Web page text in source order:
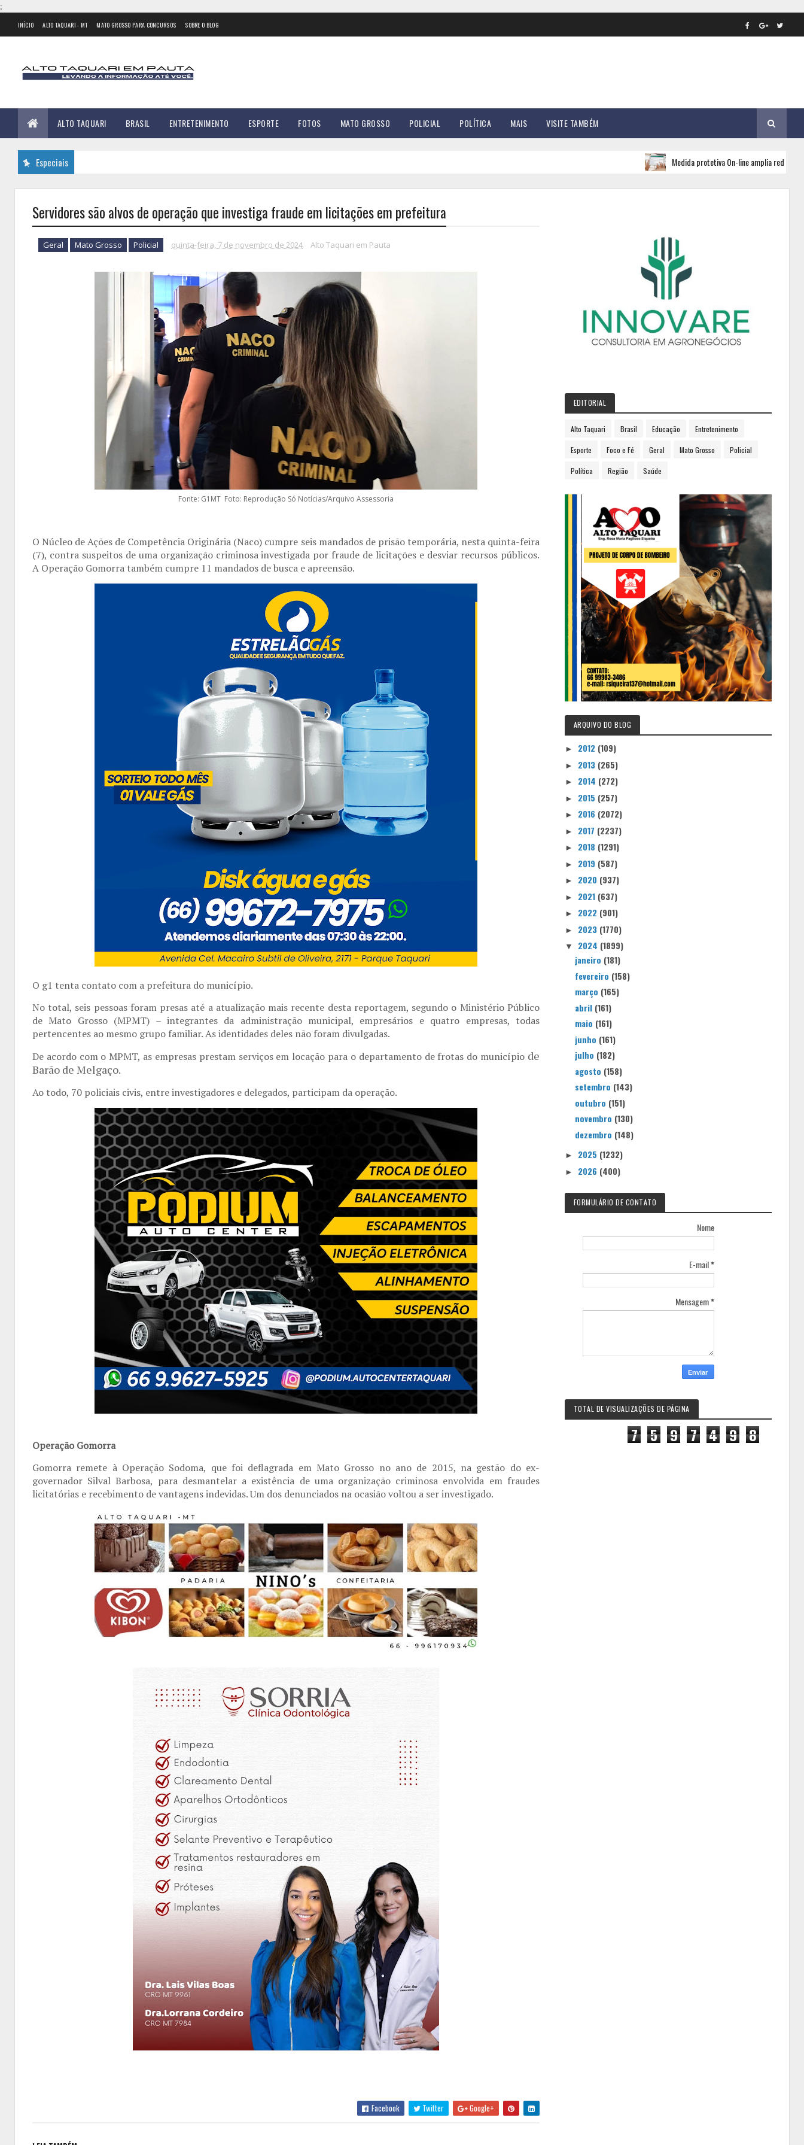
;
INÍCIO ALTO TAQUARI - MT MATO GROSSO PARA CONCURSOS SOBRE O BLOG
ALTO TAQUARI BRASIL ENTRETENIMENTO ESPORTE FOTOS MATO GROSSO POLICIAL POLÍTICA MAIS VISITE TAMBÉM
Especiais Medida protetiva On-line amplia rede de apoio e
Servidores são alvos de operação que investiga fraude em licitações em prefeitura
Geral Mato Grosso Policial quinta-feira, 7 de novembro de 2024 Alto Taquari em Pauta
Fonte: G1MT Foto: Reprodução Só Notícias/Arquivo Assessoria
O Núcleo de Ações de Competência Originária (Naco) cumpre seis mandados de prisão temporária, nesta quinta-feira
(7), contra suspeitos de uma organização criminosa investigada por fraude de licitações e desviar recursos públicos.
A Operação Gomorra também cumpre 11 mandados de busca e apreensão.
O g1 tenta contato com a prefeitura do município.
No total, seis pessoas foram presas até a atualização mais recente desta reportagem, segundo o Ministério Público
de Mato Grosso (MPMT) – integrantes da administração municipal, empresários e quatro empresas, todas
pertencentes ao mesmo grupo familiar. As identidades deles não foram divulgadas.
De acordo com o MPMT, as empresas prestam serviços em locação para o departamento de frotas do município de
Barão de Melgaço.
Ao todo, 70 policiais civis, entre investigadores e delegados, participam da operação.
Operação Gomorra
Gomorra remete à Operação Sodoma, que foi deflagrada em Mato Grosso no ano de 2015, na gestão do ex-
governador Silval Barbosa, para desmantelar a existência de uma organização criminosa envolvida em fraudes
licitatórias e recebimento de vantagens indevidas. Um dos denunciados na ocasião voltou a ser investigado.
Facebook Twitter Google+
EDITORIAL
Alto Taquari Brasil Educação Entretenimento
Esporte Foco e Fé Geral Mato Grosso Policial
Política Região Saúde
ARQUIVO DO BLOG
► 2012 (109)
► 2013 (265)
► 2014 (272)
► 2015 (257)
► 2016 (2072)
► 2017 (2237)
► 2018 (1291)
► 2019 (587)
► 2020 (937)
► 2021 (637)
► 2022 (901)
► 2023 (1770)
▼ 2024 (1899)
janeiro (181)
fevereiro (158)
março (165)
abril (161)
maio (161)
junho (161)
julho (182)
agosto (158)
setembro (143)
outubro (151)
novembro (130)
dezembro (148)
► 2025 (1232)
► 2026 (400)
FORMULÁRIO DE CONTATO
Nome
E-mail*
Mensagem*
TOTAL DE VISUALIZAÇÕES DE PÁGINA
7 5 9 7 4 9 8